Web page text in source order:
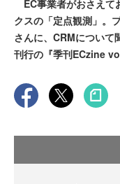
EC事業者がおさえて
クスの「定点観測」。
さんに、CRMについて
刊行の『季刊ECzine